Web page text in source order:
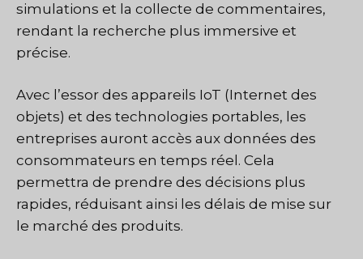
simulations et la collecte de commentaires,
rendant la recherche plus immersive et
précise.
Avec l’essor des appareils IoT (Internet des
objets) et des technologies portables, les
entreprises auront accès aux données des
consommateurs en temps réel. Cela
permettra de prendre des décisions plus
rapides, réduisant ainsi les délais de mise sur
le marché des produits.